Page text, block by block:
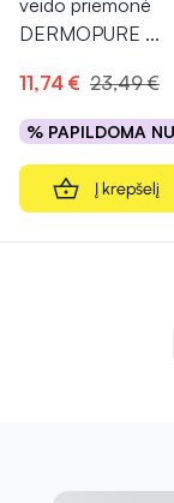
veido priemonė
DERMOPURE ...
11,74 € 23,49 €
% PAPILDOMA
Į krepšelį